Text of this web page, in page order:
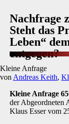
Nachfrage
Steht das
Leben“
entgegen?
Kleine Anfrage
von Andreas Keith,
Kleine Anfrage
der Abgeordneten
Klaus Esser vom